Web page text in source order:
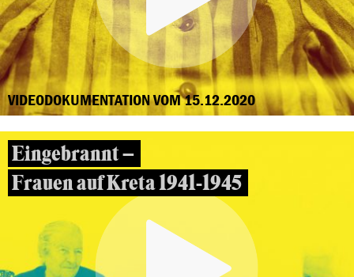
VIDEODOKUMENTATION VOM 15.12.2020
Eingebrannt –
Frauen auf Kreta 1941-1945